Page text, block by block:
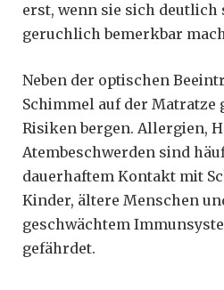
erst, wenn sie sich deutlich
geruchlich bemerkbar
Neben der optischen
Schimmel auf der Matratze
Risiken bergen. Allergien,
Atembeschwerden sind
dauerhaftem Kontakt mit
Kinder, ältere Menschen
geschwächtem
gefährdet.